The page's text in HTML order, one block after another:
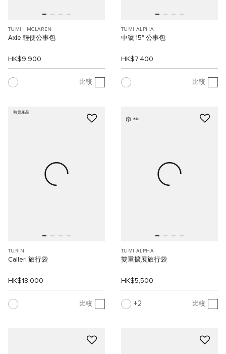
TUMI I MCLAREN
Axle 輕便公事包
HK$9,900
比較
TUMI ALPHA
中號 15" 公事包
HK$7,400
比較
熱賣產品
TURIN
Calleri 旅行袋
HK$18,000
比較
3D
TUMI ALPHA
雙重擴展旅行袋
HK$5,500
2 比較